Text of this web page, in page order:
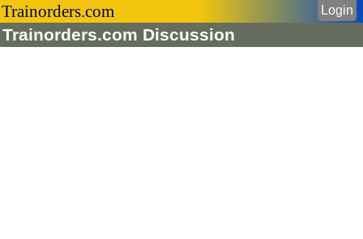
Trainorders.com
Trainorders.com Discussion
Login